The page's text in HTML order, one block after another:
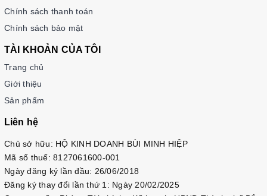
Chính sách thanh toán
Chính sách bảo mật
TÀI KHOẢN CỦA TÔI
Trang chủ
Giới thiệu
Sản phẩm
Liên hệ
Chủ sở hữu: HỘ KINH DOANH BÙI MINH HIỆP
Mã số thuế: 8127061600-001
Ngày đăng ký lần đầu: 26/06/2018
Đăng ký thay đổi lần thứ 1: Ngày 20/02/2025